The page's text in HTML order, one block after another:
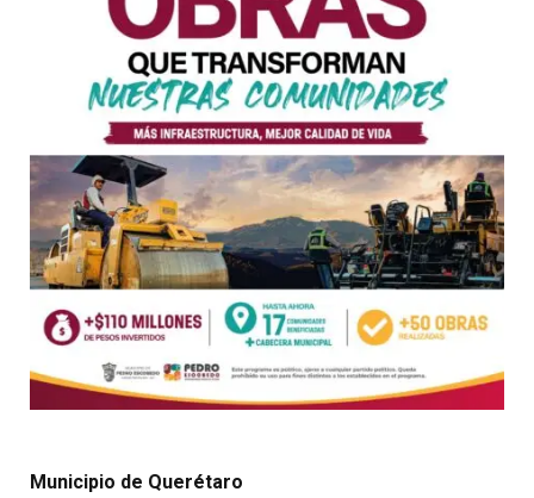
Municipio de Querétaro